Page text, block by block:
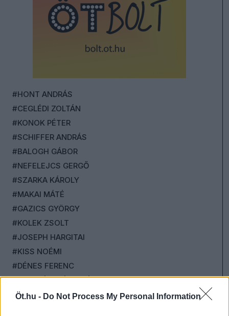
Öt.hu - Do Not Process My Personal Information
#HONT ANDRÁS
#CEGLÉDI ZOLTÁN
#KONOK PÉTER
#SCHIFFER ANDRÁS
#BALOGH GÁBOR
#NEFELEJCS GERGŐ
#SZARKA KÁROLY
#MAKAI MÁTÉ
#GAZICS GYÖRGY
#KOLEK ZSOLT
#JOSEPH HARGITAI
#KISS NOÉMI
#DÉNES FERENC
#PAPP LÁSZLÓ TAMÁS
#TOROCZKAY ANDRÁS